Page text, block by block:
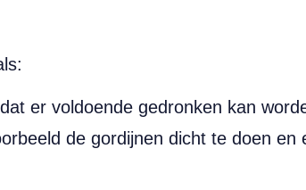
er voldoende gedronken kan
de gordijnen dicht te doen en